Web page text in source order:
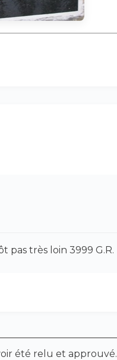
pas très loin 3999 G.R.
été relu et approuvé.